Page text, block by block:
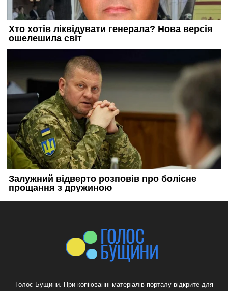
Голос Бущини. При копіюванні матеріалів порталу відкрите для